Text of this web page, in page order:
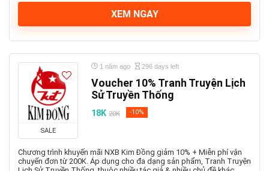
XEM NGAY
SALE
1 năm ago 296 days left
Voucher 10% Tranh Truyện Lịch
Sử Truyền Thống
18K 20K -10%
Chương trình khuyến mãi NXB Kim Đồng giảm 10% + Miễn phí vận
chuyển đơn từ 200K. Áp dụng cho đa dạng sản phẩm, Tranh Truyện